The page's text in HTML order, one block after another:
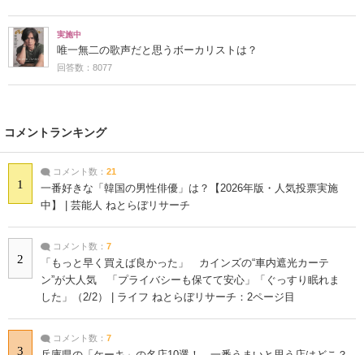
実施中
唯一無二の歌声だと思うボーカリストは？
回答数：8077
コメントランキング
1
コメント数： 21
一番好きな「韓国の男性俳優」は？【2026年版・人気投票実施
中】 | 芸能人 ねとらぼリサーチ
2
コメント数： 7
「もっと早く買えば良かった」 カインズの“車内遮光カーテ
ン”が大人気 「プライバシーも保てて安心」「ぐっすり眠れま
した」（2/2） | ライフ ねとらぼリサーチ：2ページ目
3
コメント数： 7